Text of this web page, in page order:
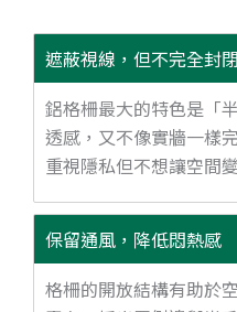
遮蔽視線，但不完全封閉
鋁格柵最大的特色是「
透感，又不像實牆一樣
重視隱私但不想讓空間
保留通風，降低悶熱感
格柵的開放結構有助於